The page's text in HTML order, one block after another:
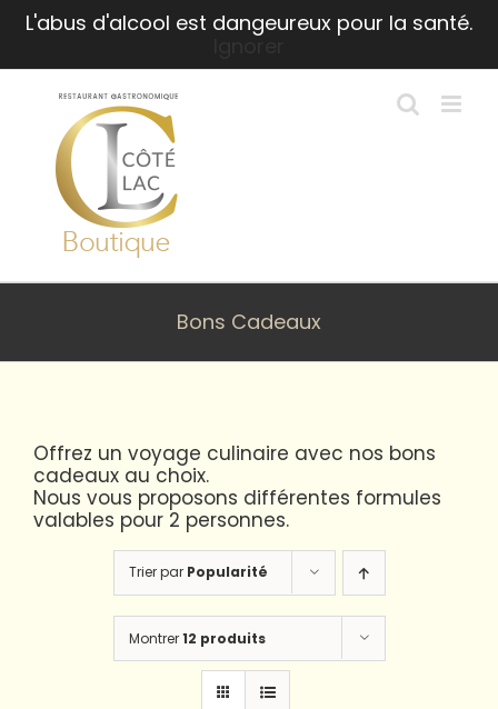
L'abus d'alcool est dangeureux pour la santé.
Passer
Bons Cadeaux
Offrez un voyage culinaire avec nos bons
cadeaux au choix.
Nous vous proposons différentes formules
valables pour 2 personnes.
Trier par Popularité
Montrer12 produits